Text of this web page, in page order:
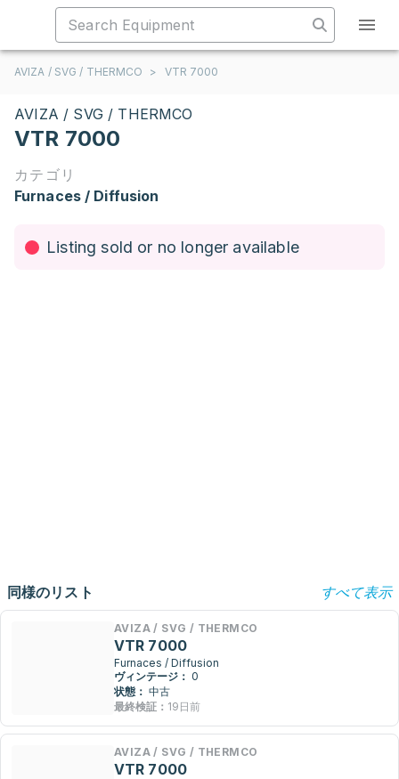
AVIZA / SVG / THERMCO > VTR 7000
AVIZA / SVG / THERMCO
VTR 7000
カテゴリ
Furnaces / Diffusion
Listing sold or no longer available
同様のリスト すべて表示
AVIZA / SVG / THERMCO
VTR 7000
Furnaces / Diffusion
ヴィンテージ： 0
状態： 中古
最終検証： 19日前
AVIZA / SVG / THERMCO
VTR 7000